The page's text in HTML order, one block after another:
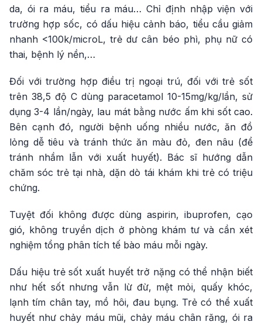
da, ói ra máu, tiểu ra máu… Chỉ định nhập viện với
trường hợp sốc, có dấu hiệu cảnh báo, tiểu cầu giảm
nhanh <100k/microL, trẻ dư cân béo phì, phụ nữ có
thai, bệnh lý nền,…
Đối với trường hợp điều trị ngoại trú, đối với trẻ sốt
trên 38,5 độ C dùng paracetamol 10-15mg/kg/lần, sử
dụng 3-4 lần/ngày, lau mát bằng nước ấm khi sốt cao.
Bên cạnh đó, người bệnh uống nhiều nước, ăn đồ
lỏng dễ tiêu và tránh thức ăn màu đỏ, đen nâu (để
tránh nhầm lẫn với xuất huyết). Bác sĩ hướng dẫn
chăm sóc trẻ tại nhà, dặn dò tái khám khi trẻ có triệu
chứng.
Tuyệt đối không được dùng aspirin, ibuprofen, cạo
gió, không truyền dịch ở phòng khám tư và cần xét
nghiệm tổng phân tích tế bào máu mỗi ngày.
Dấu hiệu trẻ sốt xuất huyết trở nặng có thể nhận biết
như hết sốt nhưng vẫn lừ đừ, mệt mỏi, quấy khóc,
lạnh tím chân tay, mồ hôi, đau bụng. Trẻ có thể xuất
huyết như chảy máu mũi, chảy máu chân răng, ói ra